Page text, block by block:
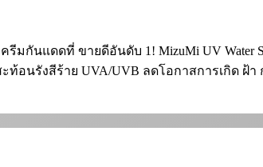
มกันแดดที่ ขายดีอันดับ 1! MizuMi UV Water
ท้อนรังสีร้าย UVA/UVB ลดโอกาสการเกิด ฝ้